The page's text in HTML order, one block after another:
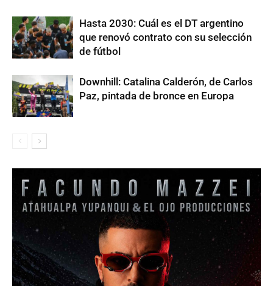
Hasta 2030: Cuál es el DT argentino
que renovó contrato con su selección
de fútbol
Downhill: Catalina Calderón, de Carlos
Paz, pintada de bronce en Europa